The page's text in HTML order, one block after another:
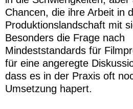
Chancen, die ihre Arbeit in
Produktionslandschaft mit
Besonders die Frage nach
Mindeststandards für
für eine angeregte
dass es in der Praxis oft
Umsetzung hapert.